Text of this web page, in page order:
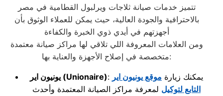
تتميز خدمات صيانة ثلاجات ويرلبول القطامية في مصر
بالاحترافية والجودة العالية، حيث يمكن للعملاء الوثوق بأن
أجهزتهم في أيدي ذوي الخبرة والكفاءة
ومن العلامات المعروفة اللي تلاقي لها مراكز صيانة معتمدة
متخصصة في إصلاح الأجهزة والعناية بها:
يونيون اير (Unionaire) : يمكنك زيارة موقع يونيون اير
التابع لتوكيل لمعرفة مراكز الصيانة المعتمدة وأحدث